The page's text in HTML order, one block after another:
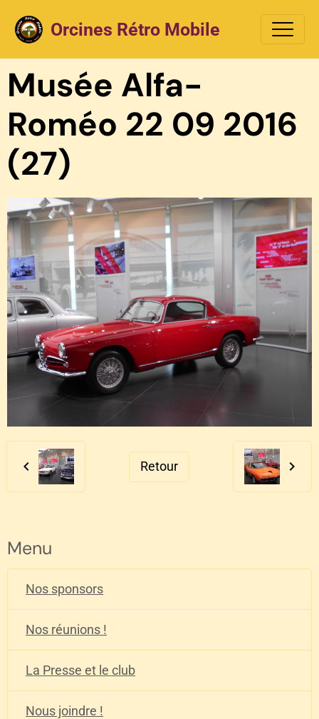
Orcines Rétro Mobile
Musée Alfa-
Roméo 22 09 2016
(27)
Retour
Menu
Nos sponsors
Nos réunions !
La Presse et le club
Nous joindre !